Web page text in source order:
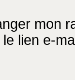
mon
lien e-